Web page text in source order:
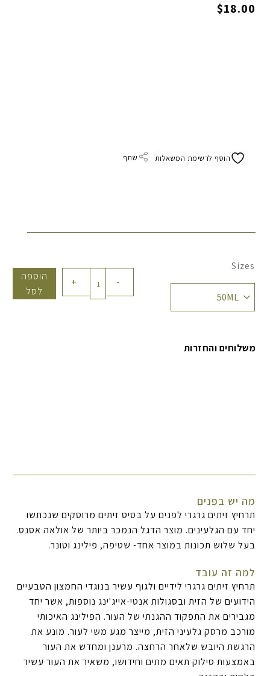
$18.00
הוסף לרשימת המשאלות שתף
Sizes
-
של
+
הוספה
לסל
משלוחים והחזרות
מה יש בפנים
תרחיץ זיתים גרגרי לפנים על בסיס זיתים מרוסקים שנכתשו
יחד עם הגלעינים. מוצר הדגל הנמכר ביותר של אולאה אסנס.
בעל שלוש תכונות במוצר אחד- שטיפה, פילינג וטונר.
למה זה עובד
תרחיץ זיתים גרגרי לידיים ולגוף עשיר בנוגדי החמצון הטבעיים
הידועים של הזית ובסגולות אנטי-אייג'ינג נוספות, אשר יחד
מגבירים את התפקוד ההגנתי של העור. הפילינג האיכותי
מורכב מרסק גלעיני הזית, מייצר מגע משי לעור. מונע את
הרגשת היובש שלאחר הרחצה. מרענן ומחדש את העור
באמצעות סילוק תאים מתים וחידושו, משאיר את העור עשיר